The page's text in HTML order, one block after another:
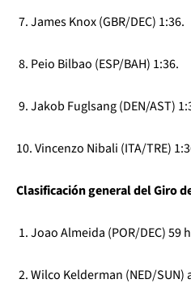
7. James Knox (GBR/DEC) 1:36.
8. Peio Bilbao (ESP/BAH) 1:36.
9. Jakob Fuglsang (DEN/AST)
10. Vincenzo Nibali (ITA/TRE)
Clasificación general del Giro
1. Joao Almeida (POR/DEC) 59
2. Wilco Kelderman (NED/SUN)